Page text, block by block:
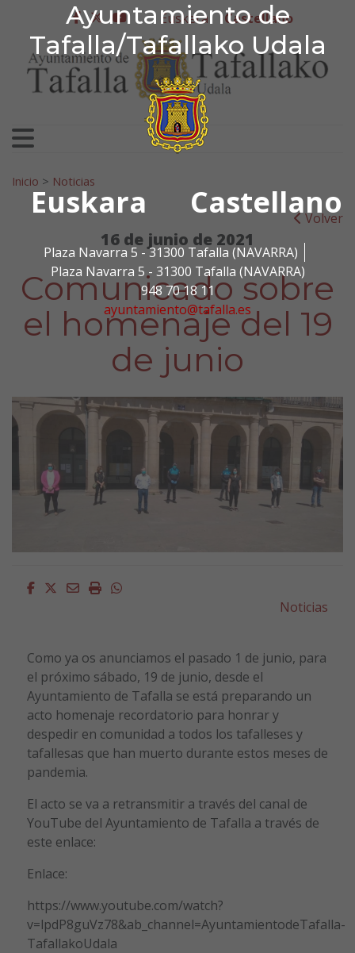
Ayuntamiento de
Tafalla/Tafallako Udala
Euskara Castellano
Plaza Navarra 5 - 31300 Tafalla (NAVARRA)
Plaza Navarra 5 - 31300 Tafalla (NAVARRA)
948 70 18 11
ayuntamiento@tafalla.es
Ir al contenido
Ayuntamiento de
facebook
twitter
youtube
Euskera Castellano
Search for:
Inicio > Noticias
Volver
16 de junio de 2021
Comunicado sobre
el homenaje del 19
de junio
Facebook
Twitter
EmailImprimirWhatsapp
Noticias
Como ya os anunciamos el pasado 1 de junio, para
el próximo sábado, 19 de junio, desde el
Ayuntamiento de Tafalla se está preparando un
acto homenaje recordatorio para honrar y
despedir en comunidad a todos los tafalleses y
tafallesas que han muerto durante estos meses de
pandemia.
El acto se va a retransmitir a través del canal de
YouTube del Ayuntamiento de Tafalla a través de
este enlace:
Enlace:
https://www.youtube.com/watch?
v=lpdP8guVz78&ab_channel=AyuntamientodeTafalla-
TafallakoUdala